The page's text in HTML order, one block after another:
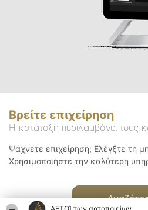
Βρείτε επιχείρηση
Η κατάταξη περιλαμβάνει τους
Ψάχνετε επιχείρηση; Ελέγξτε τη
Χρησιμοποιήστε την καλύτερη